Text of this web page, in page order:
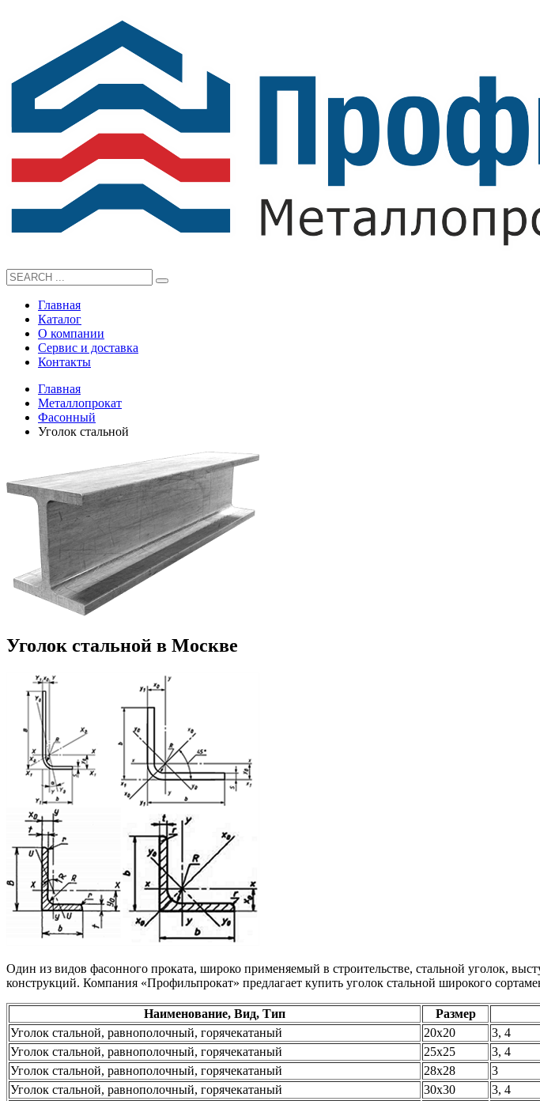
Главная
Каталог
О компании
Сервис и доставка
Контакты
Главная
Металлопрокат
Фасонный
Уголок стальной
Уголок стальной в Москве
Один из видов фасонного проката, широко применяемый в строительстве, стальной уголок,
конструкций. Компания «Профильпрокат» предлагает купить уголок стальной широкого
Наименование, Вид, Тип Размер
Уголок стальной, равнополочный, горячекатаный
20х20 3, 4
Уголок стальной, равнополочный, горячекатаный
25х25 3, 4
Уголок стальной, равнополочный, горячекатаный
28х28 3
Уголок стальной, равнополочный, горячекатаный
30х30 3, 4